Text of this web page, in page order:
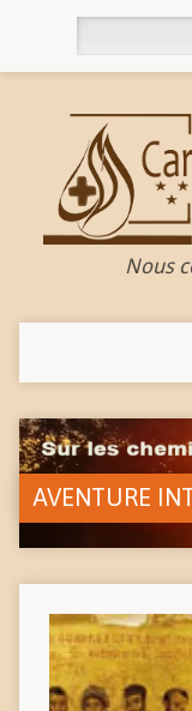
Nous
AVENTURE